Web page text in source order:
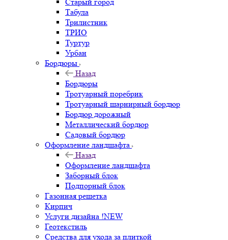
Табула
Трилистник
ТРИО
Туртур
Урбан
Бордюры
Назад
Бордюры
Тротуарный поребрик
Тротуарный шарнирный бордюр
Бордюр дорожный
Металлический бордюр
Садовый бордюр
Оформление ландшафта
Назад
Оформление ландшафта
Заборный блок
Подпорный блок
Газонная решетка
Кирпич
Услуги дизайна !NEW
Геотекстиль
Средства для ухода за плиткой